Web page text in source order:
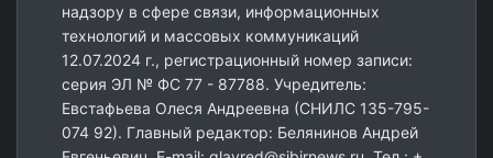
надзору в сфере связи, информационных
технологий и массовых коммуникаций
12.07.2024 г., регистрационный номер записи:
серия ЭЛ № ФС 77 - 87788. Учредитель:
Евстафьева Олеся Андреевна (СНИЛС 135-795-
074 92). Главный редактор: Белянинов Андрей